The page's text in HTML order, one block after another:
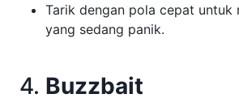
Tarik dengan pola cepat untuk
yang sedang panik.
4. Buzzbait